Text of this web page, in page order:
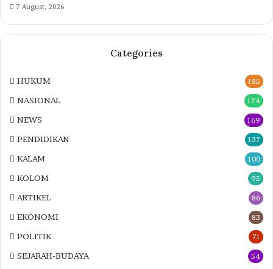
7 August, 2026
Categories
HUKUM 185
NASIONAL 174
NEWS 169
PENDIDIKAN 137
KALAM 100
KOLOM 95
ARTIKEL 86
EKONOMI 83
POLITIK 71
SEJARAH-BUDAYA 54